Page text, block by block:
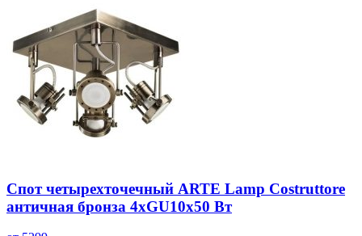
Спот четырехточечный ARTE Lamp Costruttore
античная бронза 4хGU10х50 Вт